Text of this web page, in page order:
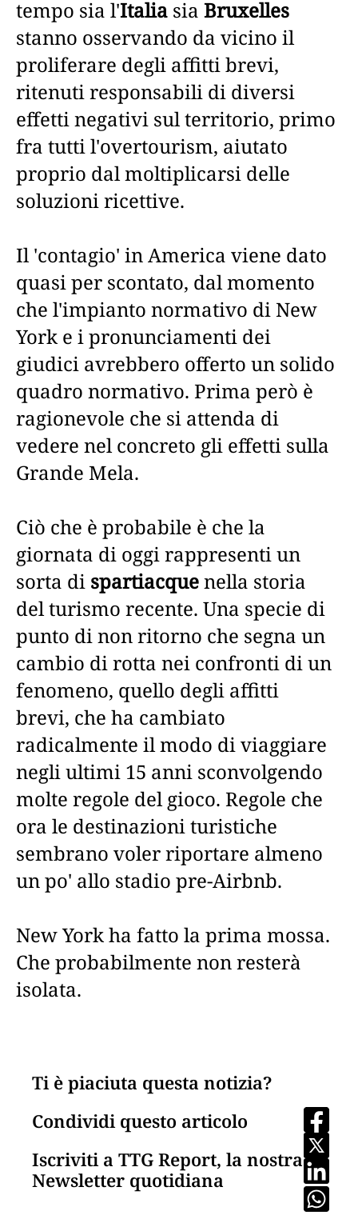
tempo sia l'Italia sia Bruxelles
stanno osservando da vicino il
proliferare degli affitti brevi,
ritenuti responsabili di diversi
effetti negativi sul territorio, primo
fra tutti l'overtourism, aiutato
proprio dal moltiplicarsi delle
soluzioni ricettive.
Il 'contagio' in America viene dato
quasi per scontato, dal momento
che l'impianto normativo di New
York e i pronunciamenti dei
giudici avrebbero offerto un solido
quadro normativo. Prima però è
ragionevole che si attenda di
vedere nel concreto gli effetti sulla
Grande Mela.
Ciò che è probabile è che la
giornata di oggi rappresenti un
sorta di spartiacquenella storia
del turismo recente. Una specie di
punto di non ritorno che segna un
cambio di rotta nei confronti di un
fenomeno, quello degli affitti
brevi, che ha cambiato
radicalmente il modo di viaggiare
negli ultimi 15 anni sconvolgendo
molte regole del gioco. Regole che
ora le destinazioni turistiche
sembrano voler riportare almeno
un po' allo stadio pre-Airbnb.
New York ha fatto la prima mossa.
Che probabilmente non resterà
isolata.
Ti è piaciuta questa notizia?
Condividi questo articolo
Iscriviti a TTG Report, la nostra
Newsletter quotidiana